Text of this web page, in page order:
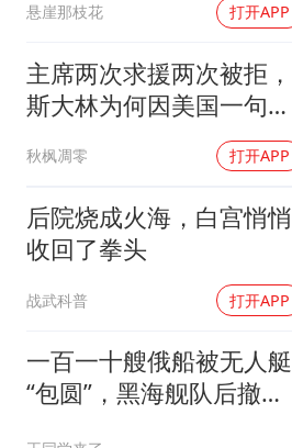
悬崖那枝花 打开APP
主席两次求援两次被拒，
斯大林为何因美国一句话
秋枫凋零 打开APP
后院烧成火海，白宫悄悄
收回了拳头
战武科普 打开APP
一百一十艘俄船被无人艇
“包圆”，黑海舰队后撤数